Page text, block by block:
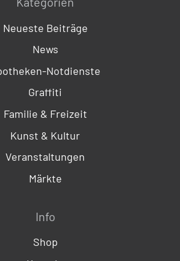
Neueste Beiträge
News
Notdienste
Graffiti
Familie & Freizeit
Kunst & Kultur
Veranstaltungen
Märkte
Info
Shop